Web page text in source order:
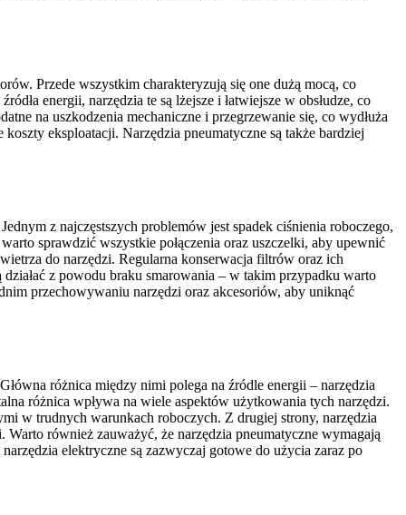
Przede wszystkim charakteryzują się one dużą mocą, co
energii, narzędzia te są lżejsze i łatwiejsze w obsłudze, co
na uszkodzenia mechaniczne i przegrzewanie się, co wydłuża
eksploatacji. Narzędzia pneumatyczne są także bardziej
z najczęstszych problemów jest spadek ciśnienia roboczego,
sprawdzić wszystkie połączenia oraz uszczelki, aby upewnić
do narzędzi. Regularna konserwacja filtrów oraz ich
z powodu braku smarowania – w takim przypadku warto
przechowywaniu narzędzi oraz akcesoriów, aby uniknąć
różnica między nimi polega na źródle energii – narzędzia
różnica wpływa na wiele aspektów użytkowania tych narzędzi.
w trudnych warunkach roboczych. Z drugiej strony, narzędzia
Warto również zauważyć, że narzędzia pneumatyczne wymagają
elektryczne są zazwyczaj gotowe do użycia zaraz po